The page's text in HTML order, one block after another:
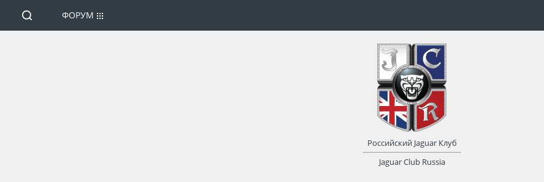
ФОРУМ
Российский Jaguar Клуб
Jaguar Club Russia